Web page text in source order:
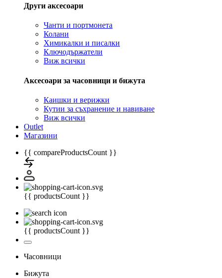
Други аксесоари
Чанти и портмонета
Колани
Химикалки и писалки
Ключодържатели
Виж всички
Аксесоари за часовници и бижута
Каишки и верижки
Кутии за съхранение и навиване
Виж всички
Outlet
Магазини
{{ compareProductsCount }}
{{ productsCount }}
{{ productsCount }}
Часовници
Бижута